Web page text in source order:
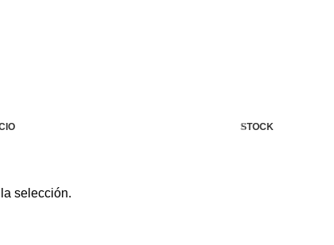
STOCK
selección.